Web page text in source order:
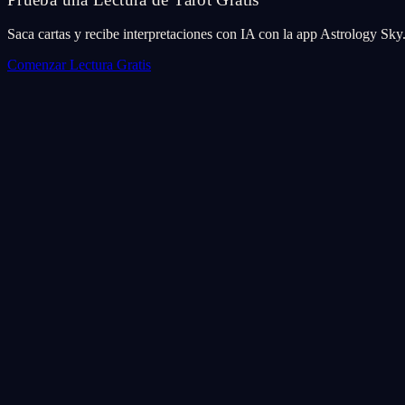
Saca cartas y recibe interpretaciones con IA con la app Astrology Sky.
Comenzar Lectura Gratis